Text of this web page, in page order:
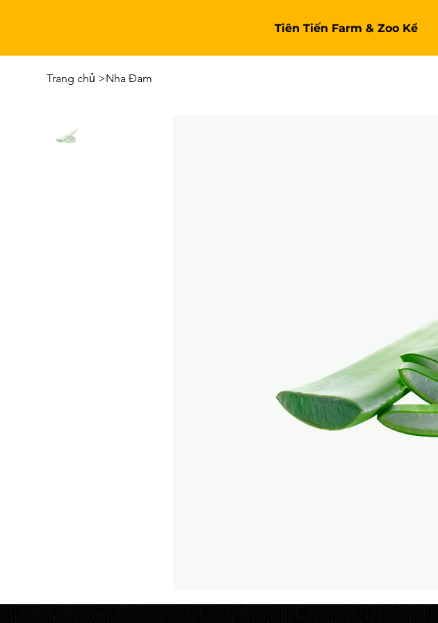
Tiên Tiến Farm & Zoo Kể
Trang chủ >Nha Đam